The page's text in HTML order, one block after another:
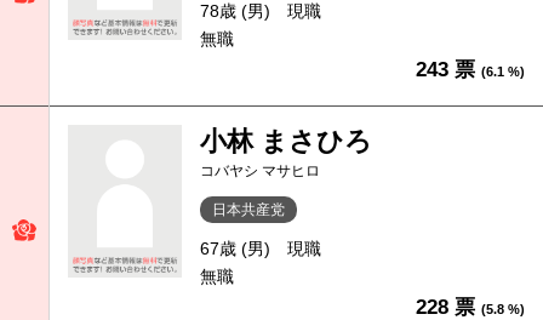
78歳 (男)
現職
無職
243 票 (6.1 %)
小林 まさひろ
コバヤシ マサヒロ
日本共産党
67歳 (男)
現職
無職
228 票 (5.8 %)